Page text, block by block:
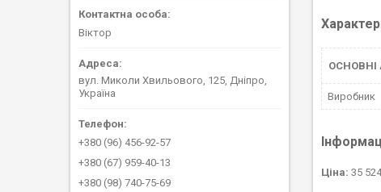
ОСНОВНІ
Виробник
Ціна: 35
Віктор
вул. Миколи Хвильового, 125, Дніпро,
Україна
+380 (96) 456-92-57
+380 (67) 959-40-13
+380 (98) 740-75-69